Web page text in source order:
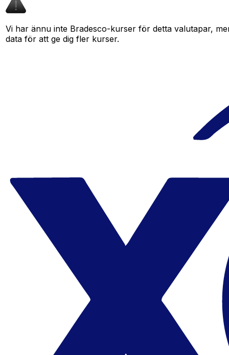
Vi har ännu inte Bradesco-kurser för detta valutapar,
data för att ge dig fler kurser.